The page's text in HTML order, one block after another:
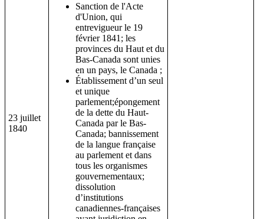
23 juillet
1840
Sanction de l'Acte
d'Union, qui
entrevigueur le 19
février 1841; les
provinces du Haut et du
Bas-Canada sont unies
en un pays, le Canada ;
Établissement d’un seul
et unique
parlement;épongement
de la dette du Haut-
Canada par le Bas-
Canada; bannissement
de la langue française
au parlement et dans
tous les organismes
gouvernementaux;
dissolution
d’institutions
canadiennes-françaises